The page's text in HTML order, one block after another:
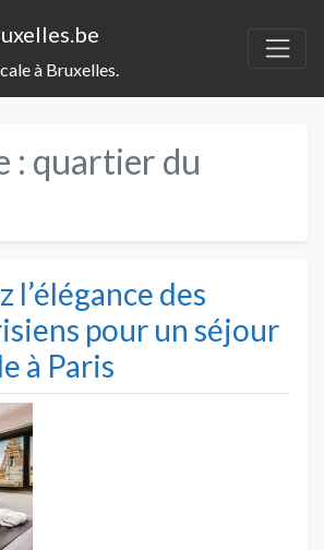
à Bruxelles.
: quartier du
l’élégance des
pour un séjour
à Paris